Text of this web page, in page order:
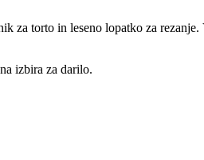
za torto in leseno lopatko za
izbira za darilo.